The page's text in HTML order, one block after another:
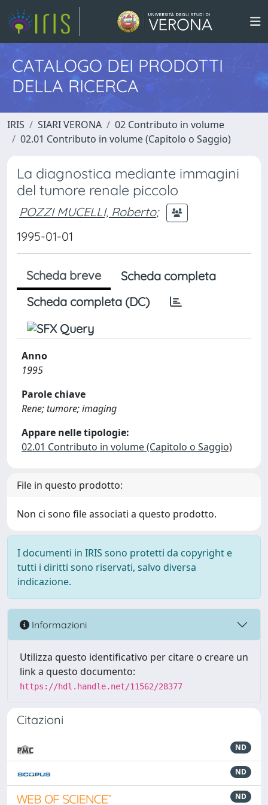
CATALOGO DEI PRODOTTI
DELLA RICERCA
IRIS SIARI VERONA
02 Contributo in volume
02.01 Contributo in volume (Capitolo o Saggio)
La diagnostica mediante immagini
del tumore renale piccolo
POZZI MUCELLI, Roberto;
1995-01-01
Scheda breve
Scheda completa
Scheda completa (DC)
Anno
1995
Parole chiave
Rene; tumore; imaging
Appare nelle tipologie:
02.01 Contributo in volume (Capitolo o Saggio)
File in questo prodotto:
Non ci sono file associati a questo prodotto.
I documenti in IRIS sono protetti da copyright e
tutti i diritti sono riservati, salvo diversa
indicazione.
Informazioni
Utilizza questo identificativo per citare o creare un
link a questo documento:
https://hdl.handle.net/11562/28377
Citazioni
ND
ND
ND